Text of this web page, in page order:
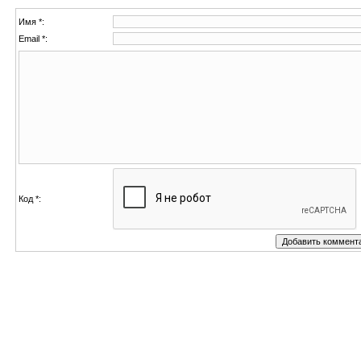
Имя *:
Email *:
Код *: